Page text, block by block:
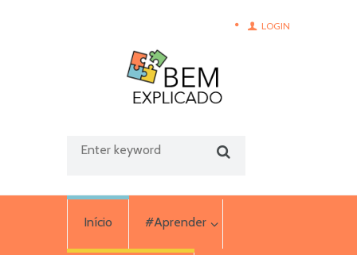
LOGIN
Início #Aprender